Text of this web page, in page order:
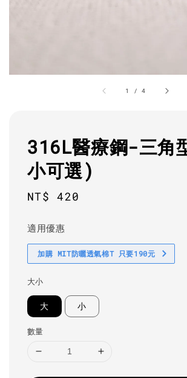
1 /4
316L醫療鋼-三
小可選)
Regular
NT$ 420
適用優惠
加購 MIT防曬透氣棉T 只要190元
大小
大 小
數量